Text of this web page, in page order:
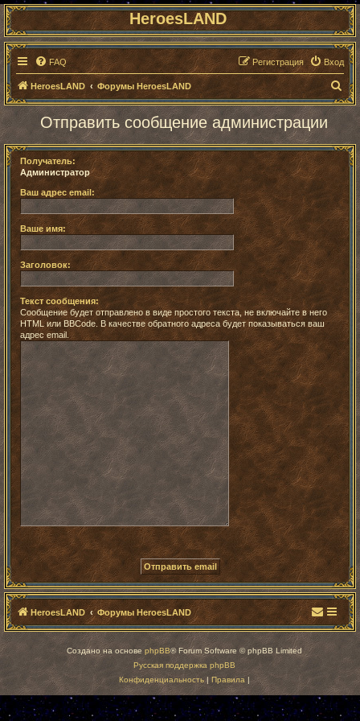
HeroesLAND
FAQ Вход
Регистрация
HeroesLAND Форумы HeroesLAND
П
о
с
Отправить сообщение администрации
Получатель:
Администратор
Ваш адрес email:
Ваше имя:
Заголовок:
Текст сообщения:
Сообщение будет отправлено в виде простого текста, не включайте в него
HTML или BBCode. В качестве обратного адреса будет показываться ваш
адрес email.
HeroesLAND Форумы HeroesLAND
Создано на основе phpBB® Forum Software © phpBB Limited
Русская поддержка phpBB
Конфиденциальность| Правила |